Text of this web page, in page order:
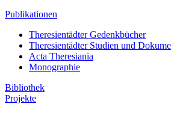
Publikationen
Theresientädter Gedenkbücher
Theresientädter Studien und
Acta Theresiania
Monographie
Bibliothek
Projekte